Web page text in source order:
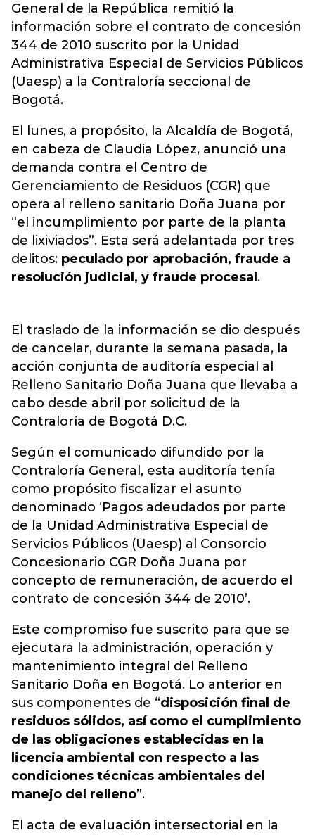
General de la República remitió la
información sobre el contrato de concesión
344 de 2010 suscrito por la Unidad
Administrativa Especial de Servicios Públicos
(Uaesp) a la Contraloría seccional de
Bogotá.
El lunes, a propósito, la Alcaldía de Bogotá,
en cabeza de Claudia López, anunció una
demanda contra el Centro de
Gerenciamiento de Residuos (CGR) que
opera al relleno sanitario Doña Juana por
“el incumplimiento por parte de la planta
de lixiviados”. Esta será adelantada por tres
delitos: peculado por aprobación, fraude a
resolución judicial, y fraude procesal .
El traslado de la información se dio después
de cancelar, durante la semana pasada, la
acción conjunta de auditoría especial al
Relleno Sanitario Doña Juana que llevaba a
cabo desde abril por solicitud de la
Contraloría de Bogotá D.C.
Según el comunicado difundido por la
Contraloría General, esta auditoría tenía
como propósito fiscalizar el asunto
denominado ‘Pagos adeudados por parte
de la Unidad Administrativa Especial de
Servicios Públicos (Uaesp) al Consorcio
Concesionario CGR Doña Juana por
concepto de remuneración, de acuerdo el
contrato de concesión 344 de 2010’.
Este compromiso fue suscrito para que se
ejecutara la administración, operación y
mantenimiento integral del Relleno
Sanitario Doña en Bogotá. Lo anterior en
sus componentes de “disposición final de
residuos sólidos, así como el cumplimiento
de las obligaciones establecidas en la
licencia ambiental con respecto a las
condiciones técnicas ambientales del
manejo del relleno”.
El acta de evaluación intersectorial en la